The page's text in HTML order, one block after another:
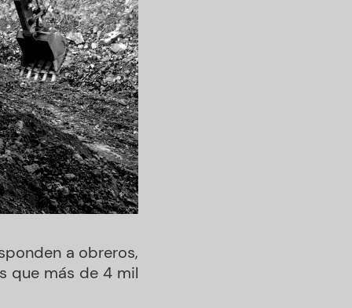
a obreros,
que más de 4 mil